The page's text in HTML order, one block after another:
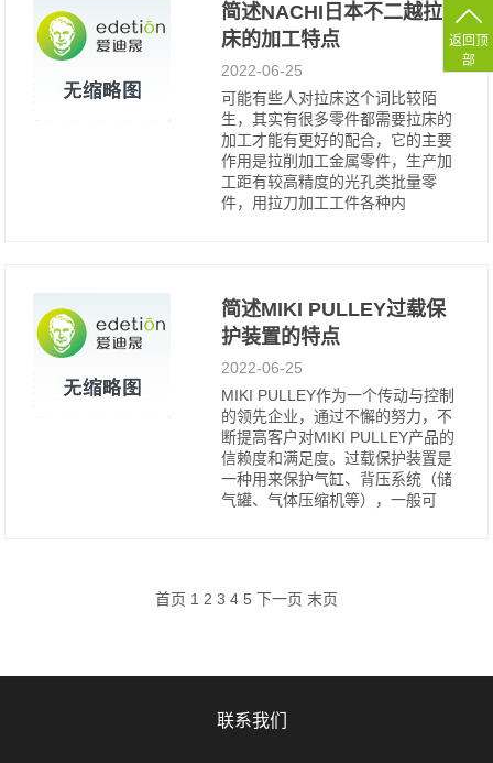
简述NACHI日本不二越拉
床的加工特点
2022-06-25
可能有些人对拉床这个词比较陌
生，其实有很多零件都需要拉床的
加工才能有更好的配合，它的主要
作用是拉削加工金属零件，生产加
工距有较高精度的光孔类批量零
件，用拉刀加工工件各种内
简述MIKI PULLEY过载保
护装置的特点
2022-06-25
MIKI PULLEY作为一个传动与控制
的领先企业，通过不懈的努力，不
断提高客户对MIKI PULLEY产品的
信赖度和满足度。过载保护装置是
一种用来保护气缸、背压系统（储
气罐、气体压缩机等），一般可
首页 1 2 3 4 5 下一页 末页
联系我们
返回顶
部